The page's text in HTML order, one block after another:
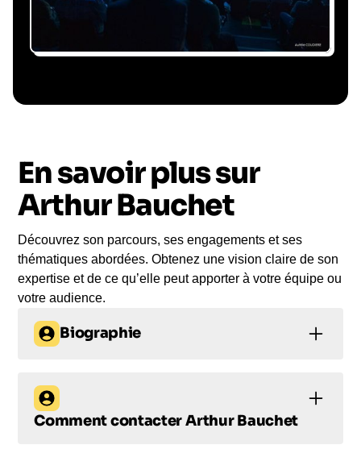
Le conférencier vient à
Le jour de la conférence, l’intervenant se
rend sur votre évènement pour une prise de
parole impactante, engageante et sur-mesure
pour votre audience.
En savoir plus sur
Arthur Bauchet
Découvrez son parcours, ses engagements et ses
thématiques abordées. Obtenez une vision claire de son
expertise et de ce qu’elle peut apporter à votre équipe ou
votre audience.
Biographie
champion du monde
au service de
Comment contacter Arthur Bauchet